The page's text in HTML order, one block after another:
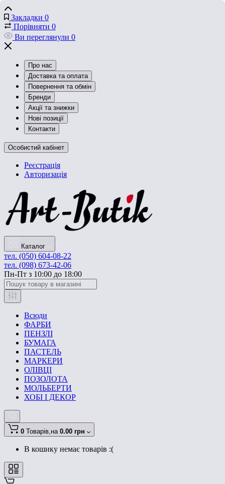
Закладки 0
Порівняти 0
Ви переглянули 0
Про нас
Доставка та оплата
Повернення та обмін
Бренди
Акції та знижки
Нові позиції
Контакти
Особистий кабінет
Реєстрація
Авторизація
Каталог
тел. (050) 604-08-22
тел. (098) 673-42-06
Пн-Пт з 10:00 до 18:00
Всюди
ФАРБИ
ПЕНЗЛІ
БУМАГА
ПАСТЕЛЬ
МАРКЕРИ
ОЛІВЦІ
ПОЗОЛОТА
МОЛЬБЕРТИ
ХОБІ І ДЕКОР
0 Товарів,на 0.00 грн
В кошику немає товарів :(